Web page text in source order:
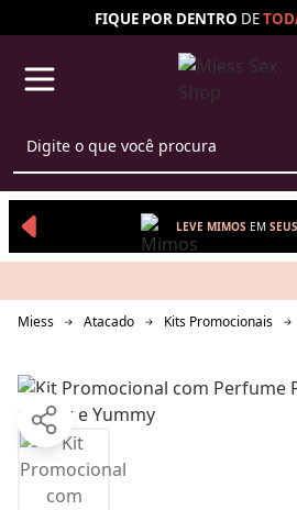
FIQUE POR DENTRO DE
LEVE MIMOS EM SEUS
Miess Atacado Kits Promocionais